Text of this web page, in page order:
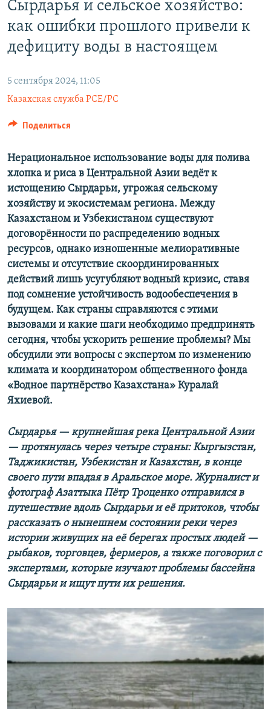
Сырдарья и сельское хозяйство:
как ошибки прошлого привели к
дефициту воды в настоящем
5 сентября 2024, 11:05
Казахская служба РСЕ/РС
Поделиться
Нерациональное использование воды для полива
хлопка и риса в Центральной Азии ведёт к
истощению Сырдарьи, угрожая сельскому
хозяйству и экосистемам региона. Между
Казахстаном и Узбекистаном существуют
договорённости по распределению водных
ресурсов, однако изношенные мелиоративные
системы и отсутствие скоординированных
действий лишь усугубляют водный кризис, ставя
под сомнение устойчивость водообеспечения в
будущем. Как страны справляются с этими
вызовами и какие шаги необходимо предпринять
сегодня, чтобы ускорить решение проблемы? Мы
обсудили эти вопросы с экспертом по изменению
климата и координатором общественного фонда
«Водное партнёрство Казахстана» Куралай
Яхиевой.
Сырдарья — крупнейшая река Центральной Азии
— протянулась через четыре страны: Кыргызстан,
Таджикистан, Узбекистан и Казахстан, в конце
своего пути впадая в Аральское море. Журналист и
фотограф Азаттыка Пётр Троценко отправился в
путешествие вдоль Сырдарьи и её притоков, чтобы
рассказать о нынешнем состоянии реки через
истории живущих на её берегах простых людей —
рыбаков, торговцев, фермеров, а также поговорил с
экспертами, которые изучают проблемы бассейна
Сырдарьи и ищут пути их решения.